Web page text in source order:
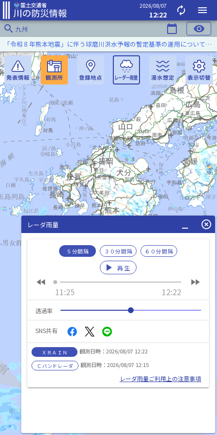
2026/08/07
12:22 autorenew
menu
search 九州 calendar_today visibility
「令和８年熊本地震」に伴う球磨川洪水予報の暫定基準の運用について（令和８年８月５日）
レーダ雨量 highlight_off
５分間隔 ３０分間隔 ６０分間隔
play_arrow 再生
fast_rewind
11:25
12:22
fast_forward
透過率
SNS共有
ＸＲＡＩＮ 観測日時：2026/08/07 12:22
Ｃバンドレーダ 観測日時：2026/08/07 12:15
レーダ雨量ご利用上の注意事項